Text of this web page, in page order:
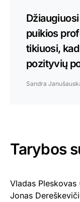
puikios
tikiuosi,
pozityvių
Sandra
Tarybos
Vladas
Jonas